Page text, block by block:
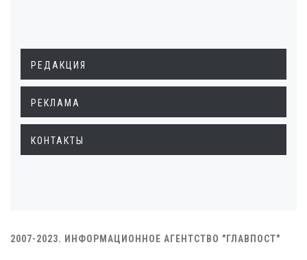
РЕДАКЦИЯ
РЕКЛАМА
КОНТАКТЫ
2007-2023. ИНФОРМАЦИОННОЕ АГЕНТСТВО "ГЛАВПОСТ"